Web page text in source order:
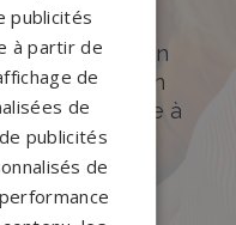
sur-mesure
mesure et un
partout en
avancée grâce à
en ligne.
MONUMENT
publicités
à partir de
de
de
publicités
de